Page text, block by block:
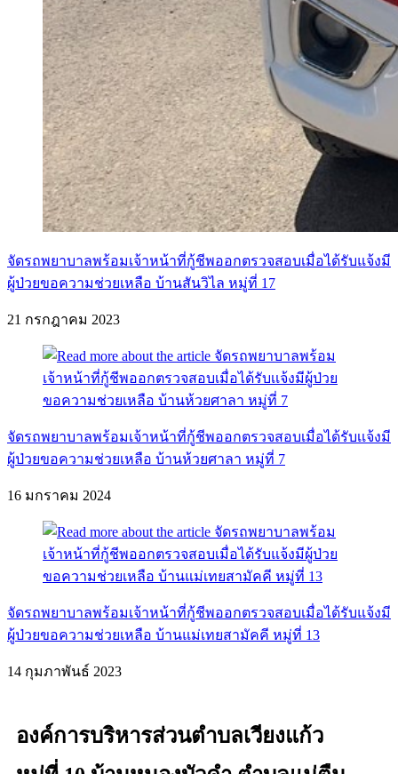
จัดรถพยาบาลพร้อมเจ้าหน้าที่กู้ชีพออกตรวจสอบเมื่อได้รับแจ้งมี
ผู้ป่วยขอความช่วยเหลือ บ้านสันวิไล หมู่ที่ 17
21 กรกฎาคม 2023
จัดรถพยาบาลพร้อมเจ้าหน้าที่กู้ชีพออกตรวจสอบเมื่อได้รับเเจ้งมี
ผู้ป่วยขอความช่วยเหลือ บ้านห้วยศาลา หมู่ที่ 7
16 มกราคม 2024
จัดรถพยาบาลพร้อมเจ้าหน้าที่กู้ชีพออกตรวจสอบเมื่อได้รับแจ้งมี
ผู้ป่วยขอความช่วยเหลือ บ้านแม่เทยสามัคคี หมู่ที่ 13
14 กุมภาพันธ์ 2023
องค์การบริหารส่วนตำบลเวียงแก้ว